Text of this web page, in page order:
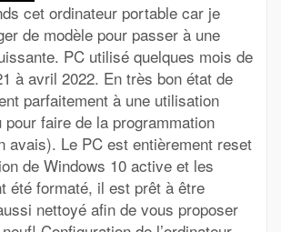
cet ordinateur portable car je
de modèle pour passer à une
PC utilisé quelques mois de
à avril 2022. En très bon état de
parfaitement à une utilisation
pour faire de la programmation
avais). Le PC est entièrement reset
de Windows 10 active et les
été formaté, il est prêt à être
nettoyé afin de vous proposer